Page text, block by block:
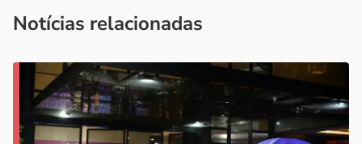
Notícias relacionadas